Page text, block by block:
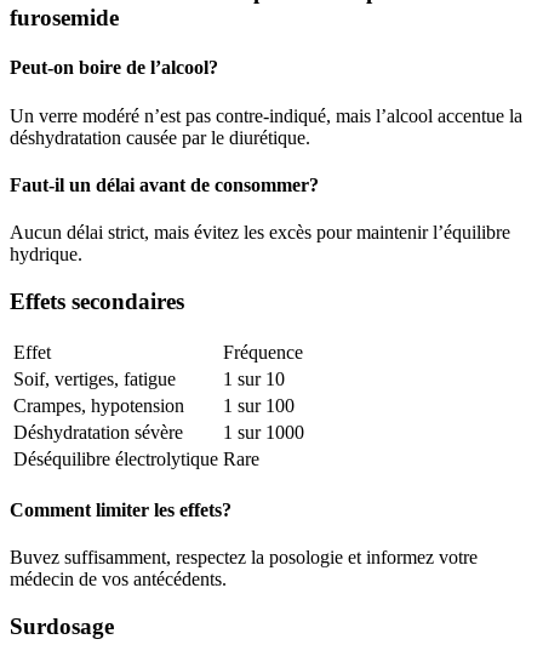
furosemide
Peut-on boire de l’alcool?
Un verre modéré n’est pas contre-indiqué, mais l’alcool accentue la
déshydratation causée par le diurétique.
Faut-il un délai avant de consommer?
Aucun délai strict, mais évitez les excès pour maintenir l’équilibre
hydrique.
Effets secondaires
Effet
Fréquence
Soif, vertiges, fatigue
1 sur 10
Crampes, hypotension
1 sur 100
Déshydratation sévère
1 sur 1000
Déséquilibre électrolytique Rare
Comment limiter les effets?
Buvez suffisamment, respectez la posologie et informez votre
médecin de vos antécédents.
Surdosage